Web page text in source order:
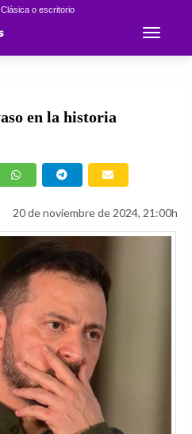
o escritorio
Toggle
en la historia
20 de noviembre de 2024, 21:00h